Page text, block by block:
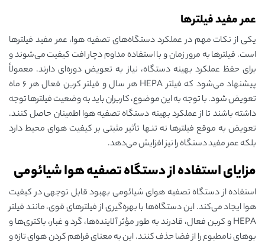
عمر مفید فیلترها
یکی از نکات مهم در عملکرد دستگاه‌های تصفیه هوا، عمر مفید فیلترها
است. فیلترها به مرور زمان و با استفاده مداوم دچار افت کیفیت می‌شوند و
برای حفظ عملکرد بهینه دستگاه، نیاز به تعویض دوره‌ای دارند. معمولاً
پیشنهاد می‌شود که فیلتر HEPA هر سال و فیلتر کربن فعال هر ۶ ماه
تعویض شود. با توجه به این موضوع، کاربران باید به وضعیت فیلترها توجه
داشته باشند تا از عملکرد بهینه دستگاه تصفیه هوا اطمینان حاصل کنند.
تعویض به موقع فیلترها نه تنها تأثیر مثبتی بر کیفیت هوای محیط دارد
بلکه عمر مفید دستگاه را نیز افزایش می‌دهد.
مزایای استفاده از دستگاه تصفیه هوا شیائومی
استفاده از دستگاه تصفیه هوای شیائومی بهبود قابل توجهی در کیفیت
هوا ایجاد می‌کند. این دستگاه‌ها با بهره‌گیری از فیلترهای قوی، مانند فیلتر
HEPA و کربن فعال، قادرند به طور مؤثر آلاینده‌ها، گرد و غبار، باکتری‌ها و
بوهای نامطبوع را از فضا حذف کنند. این به معنای فراهم کردن هوای تازه و